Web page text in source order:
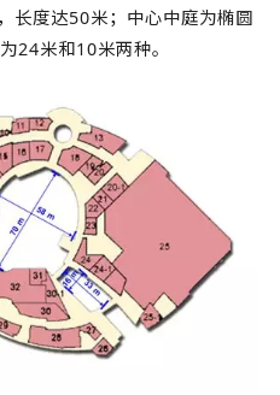
长度达50米；中心中庭为椭圆
24米和10米两种。